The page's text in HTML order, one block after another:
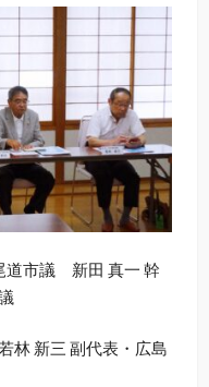
道市議 新田 真一 幹
林 新三 副代表・広島